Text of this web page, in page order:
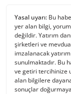
Yasal uyarı: Bu
yer alan bilgi, yorum
değildir. Yatırım
şirketleri ve
imzalanacak
sunulmaktadır. Bu
ve getiri tercihinize
alan bilgilere
sonuçlar